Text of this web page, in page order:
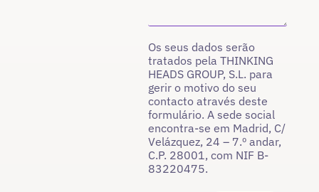
Os seus dados serão
tratados pela THINKING
HEADS GROUP, S.L. para
gerir o motivo do seu
contacto através deste
formulário. A sede social
encontra-se em Madrid, C/
Velázquez, 24 – 7.º andar,
C.P. 28001, com NIF B-
83220475.